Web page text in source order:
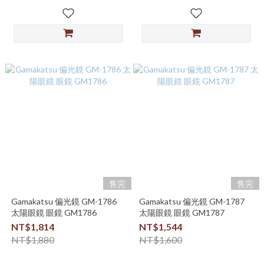
售完
Gamakatsu 偏光鏡 GM-1786
太陽眼鏡 眼鏡 GM1786
NT$1,814
NT$1,880
售完
Gamakatsu 偏光鏡 GM-1787
太陽眼鏡 眼鏡 GM1787
NT$1,544
NT$1,600